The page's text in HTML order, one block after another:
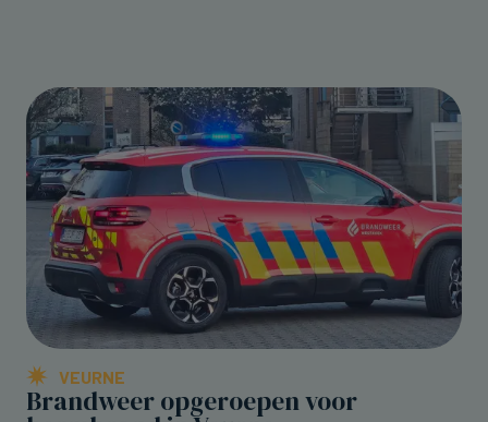
VEURNE
Brandweer opgeroepen voor